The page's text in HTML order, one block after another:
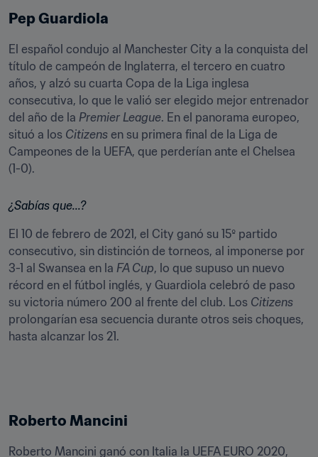
Pep Guardiola
El español condujo al Manchester City a la conquista del
título de campeón de Inglaterra, el tercero en cuatro
años, y alzó su cuarta Copa de la Liga inglesa
consecutiva, lo que le valió ser elegido mejor entrenador
del año de la Premier League. En el panorama europeo,
situó a los Citizens en su primera final de la Liga de
Campeones de la UEFA, que perderían ante el Chelsea
(1-0).
¿Sabías que...?
El 10 de febrero de 2021, el City ganó su 15º partido
consecutivo, sin distinción de torneos, al imponerse por
3-1 al Swansea en la FA Cup, lo que supuso un nuevo
récord en el fútbol inglés, y Guardiola celebró de paso
su victoria número 200 al frente del club. Los Citizens
prolongarían esa secuencia durante otros seis choques,
hasta alcanzar los 21.
Roberto Mancini
Roberto Mancini ganó con Italia la UEFA EURO 2020,